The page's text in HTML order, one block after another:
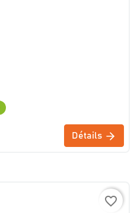
Détails
favorite_border